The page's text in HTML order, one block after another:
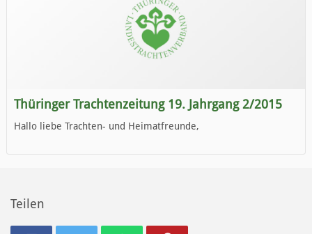
Thüringer Trachtenzeitung 19. Jahrgang 2/2015
Hallo liebe Trachten- und Heimatfreunde,
Teilen